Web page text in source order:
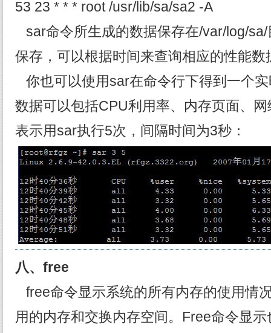
53 23 * * * root /usr/lib/sa/sa2 -A
sar命令所生成的数据保存在/var/log/
保存，可以根据时间来查询相应的性能数
你也可以使用sar在命令行下得到一个
数据可以包括CPU利用率、内存页面、
表示用sar执行5次，间隔时间为3秒：
八、free
free命令显示系统的所有内存的使用情
用的内存和交换内存空间。Free命令显